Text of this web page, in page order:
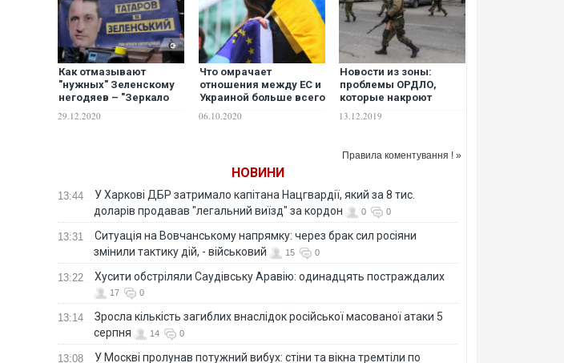
Как отмазывают
"нужных" Зеленскому
негодяев – "Зеркало
29.12.2020
Что омрачает
отношения между ЕС и
Украиной больше всего
06.10.2020
Новости из зоны:
проблемы ОРДЛО,
которые накроют
13.12.2019
Правила коментування ! »
НОВИНИ
13:44
У Харкові ДБР затримало капітана Нацгвардії, який за 8 тис.
доларів продавав "легальний виїзд" за кордон
0 0
13:31
Ситуація на Вовчанському напрямку: через брак сил росіяни
змінили тактику дій, - військовий
15 0
13:22 Хусити обстріляли Саудівську Аравію: одинадцять постраждалих
17 0
13:14
Зросла кількість загиблих внаслідок російської масованої атаки 5
серпня
14 0
13:08
У Москві пролунав потужний вибух: стіни та вікна тремтіли по